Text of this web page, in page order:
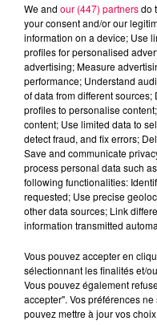
mardi-16-mai.mp3
We and our (447) partnersdo
your consent and/or our
information on a device; Use
profiles for personalised
advertising; Measure
performance; Understand
of data from different
profiles to personalise
content; Use limited data to
detect fraud, and fix errors;
Save and communicate
process personal data such
following functionalities:
requested; Use precise
other data sources; Link
information transmitted
Vous pouvez accepter en
sélectionnant les finalités et/
Vous pouvez également
accepter". Vos préférences
pouvez mettre à jour vos